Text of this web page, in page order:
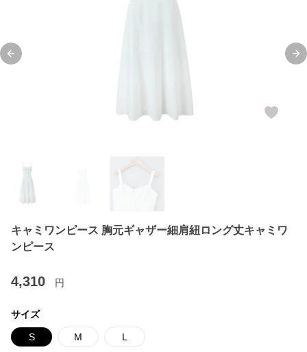
Previous slide
キャミワンピース 胸元ギャザー細肩紐ロング丈キャミワ
ンピース
4,310 円
サイズ
S M L